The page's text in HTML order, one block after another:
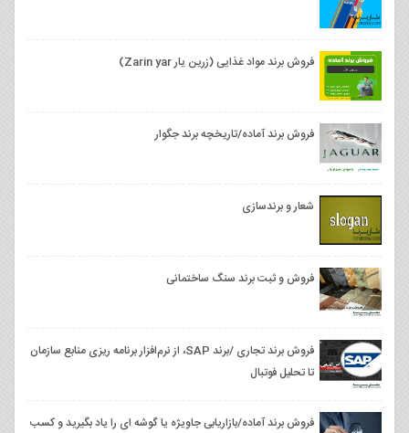
فروش برند مواد غذایی (زرین یار Zarin yar)
فروش برند آماده/تاریخچه برند جگوار
شعار و برندسازی
فروش و ثبت برند سنگ ساختمانی
فروش برند تجاری /برند SAP، از نرم‌افزار برنامه‌ ریزی منابع سازمان
تا تحلیل فوتبال
فروش برند آماده/بازاریابی جاویژه یا گوشه ای را یاد بگیرید و کسب